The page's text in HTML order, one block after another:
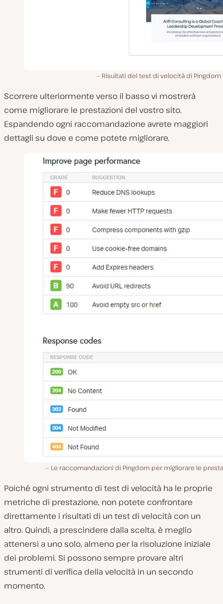
Risultati del test di velocità di Pingdom
Scorrere ulteriormente verso il basso vi mostrerà
come migliorare le prestazioni del vostro sito.
Espandendo ogni raccomandazione avrete maggiori
dettagli su dove e come potete migliorare.
Le raccomandazioni di Pingdom per migliorare le
Poiché ogni strumento di test di velocità ha le proprie
metriche di prestazione, non potete confrontare
direttamente i risultati di un test di velocità con un
altro. Quindi, a prescindere dalla scelta, è meglio
attenersi a uno solo, almeno per la risoluzione iniziale
dei problemi. Si possono sempre provare altri
strumenti di verifica della velocità in un secondo
momento.